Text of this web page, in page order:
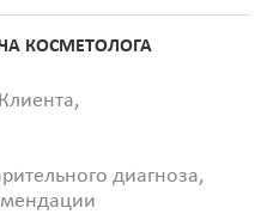
КОСМЕТОЛОГА
диагноза,